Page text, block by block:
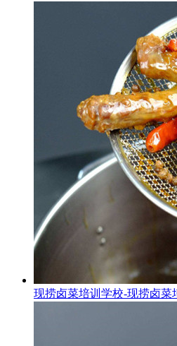
现捞卤菜培训学校-现捞卤菜